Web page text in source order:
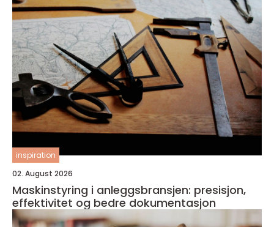
inspiration
02. August 2026
Maskinstyring i anleggsbransjen: presisjon,
effektivitet og bedre dokumentasjon